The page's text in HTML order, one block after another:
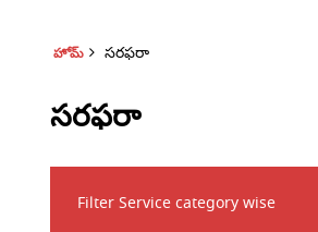
హోమ్ సరఫరా
సరఫరా
Filter Service category wise